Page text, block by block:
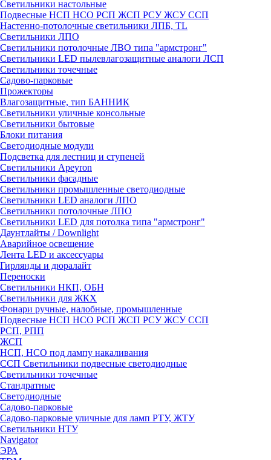
Светильники настольные
Подвесные НСП НСО РСП ЖСП РСУ ЖСУ ССП
Настенно-потолочные светильники ЛПБ, TL
Светильники ЛПО
Светильники потолочные ЛВО типа "армстронг"
Светильники LED пылевлагозащитные аналоги ЛСП
Светильники точечные
Садово-парковые
Прожекторы
Влагозащитные, тип БАННИК
Светильники уличные консольные
Светильники бытовые
Блоки питания
Светодиодные модули
Подсветка для лестниц и ступеней
Светильники Apeyron
Светильники фасадные
Светильники промышленные светодиодные
Светильники LED аналоги ЛПО
Светильники потолочные ЛПО
Светильники LED для потолка типа "армстронг"
Даунтлайты / Downlight
Аварийное освещение
Лента LED и аксессуары
Гирлянды и дюралайт
Переноски
Светильники НКП, ОБН
Светильники для ЖКХ
Фонари ручные, налобные, промышленные
Подвесные НСП НСО РСП ЖСП РСУ ЖСУ ССП
РСП, РПП
ЖСП
НСП, НСО под лампу накаливания
ССП Светильники подвесные светодиодные
Светильники точечные
Стандратные
Светодиодные
Садово-парковые
Садово-парковые уличные для ламп РТУ, ЖТУ
Светильники НТУ
Navigator
ЭРА